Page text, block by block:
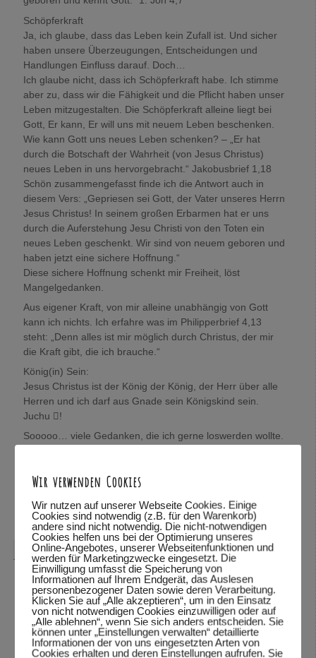
Schöpferkraft
Ja, ich glaube, dass das Leben kein Zufall ist. Und sicher
haben unsere Überzeugungen, Entscheidungen und
Handlungen Einfluss darauf. Doch…
Ich glaube nicht, dass ich Schöpferkraft habe. Ich stimme
aber zu, dass wir die Fähigkeit und die Pflicht haben unser
Leben mitzugestalten. Die Schöpferkraft alleine liegt bei
Gott, Er kann, Er will uns mit neuem Leben beschenken.
Wie kann Gott uns neues Leben schenken? – „Er hat
durch die Botschaft der Wahrheit (von Jesus Christus)
neues Leben in uns hervorgebracht.“ Jakobusbrief 1,18
Schön zusammengefasst finde ich die Antwort auch in
diesem Vers: „Gepriesen sei Gott, der Vater unseres Herrn
Jesus Christus! In seinem großen Erbarmen hat er uns
durch die Auferstehung Jesu Christi von den Toten ein
neues Leben geschenkt. Wir sind von neuem geboren und
haben jetzt eine sichere Hoffnung.“
Diese sichere Hoffnung schenkt mir Freiheit, löst
Mangelgedanken.
Aus eigener Kraft, von mir alleine unabhängig von Gott
kann ich nichts. Ich erfahre was im Philipperbrief 4,13
steht: „Denn alles ist mir möglich durch Christus, der mir
die Kraft gibt, die ich brauche.“
König(in) Sein:
Jesus Christus ist der König der König, der Herr über alle
Herren und ich darf aus Gnade sein Königskind sein.
Juchu !
Sooooo… viele Gedanken, die ich gerne loswerden wollte.
In Verbundenheit,
Mira
Antworten↓
Wolfgang Dodelsagte am28.10.2015 um 22:08 :
Hallo Mira,
vielen Dank für das mitteilen deiner Gedanken. Schön,
dass du so viele Bibelstellen zitieren kannst und mit uns
teilst.
Was ich über deine Gedanken denke? Ich habe deine
Wir verwenden Cookies
Wir nutzen auf unserer Webseite Cookies. Einige
Cookies sind notwendig (z.B. für den Warenkorb)
andere sind nicht notwendig. Die nicht-notwendigen
Cookies helfen uns bei der Optimierung unseres
Online-Angebotes, unserer Webseitenfunktionen und
werden für Marketingzwecke eingesetzt. Die
Einwilligung umfasst die Speicherung von
Informationen auf Ihrem Endgerät, das Auslesen
personenbezogener Daten sowie deren Verarbeitung.
Klicken Sie auf „Alle akzeptieren“, um in den Einsatz
von nicht notwendigen Cookies einzuwilligen oder auf
„Alle ablehnen“, wenn Sie sich anders entscheiden. Sie
können unter „Einstellungen verwalten“ detaillierte
Informationen der von uns eingesetzten Arten von
Cookies erhalten und deren Einstellungen aufrufen. Sie